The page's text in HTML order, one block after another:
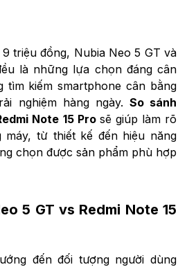
triệu đồng, Nubia Neo 5 GT và
là những lựa chọn đáng cân
tìm kiếm smartphone cân bằng
nghiệm hàng ngày. So sánh
Note 15 Pro sẽ giúp làm rõ
máy, từ thiết kế đến hiệu năng
chọn được sản phẩm phù hợp
5 GT vs Redmi Note 15
đến đối tượng người dùng